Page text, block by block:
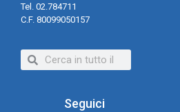
Tel. 02.784711
C.F. 80099050157
Seguici